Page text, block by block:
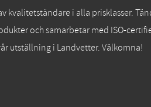
kvalitetständare i alla prisklasser.
och samarbetar med ISO-
utställning i Landvetter. Välkomna!